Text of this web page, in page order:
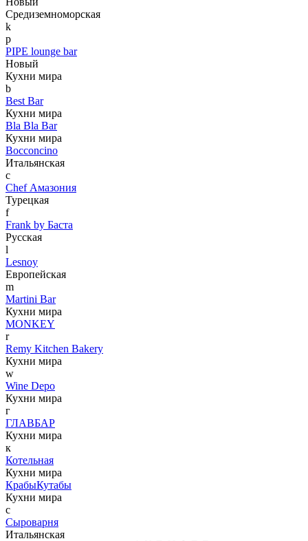
Средиземноморская
k
p
PIPE lounge bar
Новый
Кухни мира
b
Best Bar
Кухни мира
Bla Bla Bar
Кухни мира
Bocconcino
Итальянская
c
Chef Амазония
Турецкая
f
Frank by Баста
Русская
l
Lesnoy
Европейская
m
Martini Bar
Кухни мира
MONKEY
r
Remy Kitchen Bakery
Кухни мира
w
Wine Depo
Кухни мира
г
ГЛАВБАР
Кухни мира
к
Котельная
Кухни мира
КрабыКутабы
Кухни мира
с
Сыроварня
Итальянская